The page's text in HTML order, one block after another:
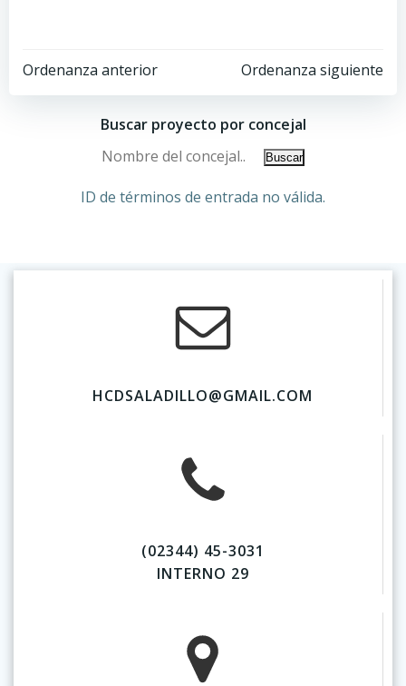
Ordenanza anterior Ordenanza siguiente
Buscar proyecto por concejal
ID de términos de entrada no válida.
HCDSALADILLO@GMAIL.COM
(02344) 45-3031
INTERNO 29